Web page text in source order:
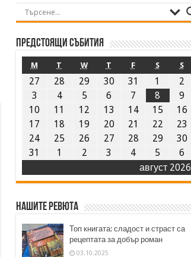
Предстоящи събития
август 2026
M T W T F S S
27 28 29 30 31 1
2
3
4 5 6 7 8
9
10
11 12 13 14 15
16
17
18 19 20 21 22
23
24
25 26 27 28 29
30
31
1 2 3 4 5 6
Нашите ревюта
Топ книгата: сладост и страст са
рецептата за добър роман
03.10.2025